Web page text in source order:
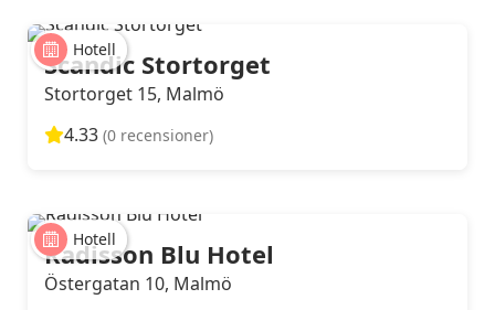
Hotell
Scandic Stortorget
Stortorget 15, Malmö
4.33 (0 recensioner)
Hotell
Radisson Blu Hotel
Östergatan 10, Malmö